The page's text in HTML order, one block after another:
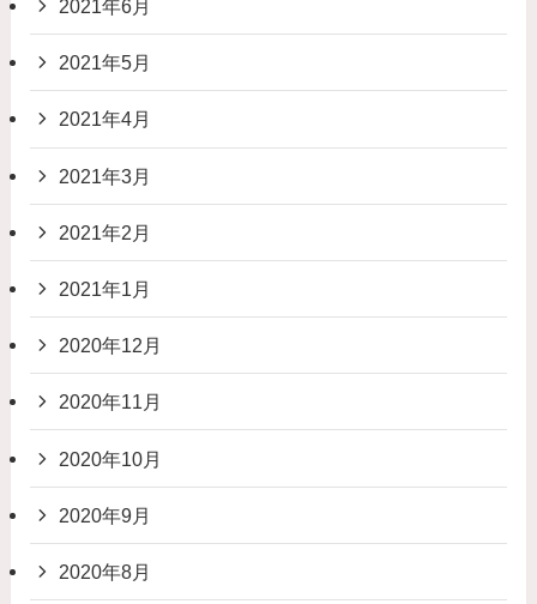
2021年6月
2021年5月
2021年4月
2021年3月
2021年2月
2021年1月
2020年12月
2020年11月
2020年10月
2020年9月
2020年8月